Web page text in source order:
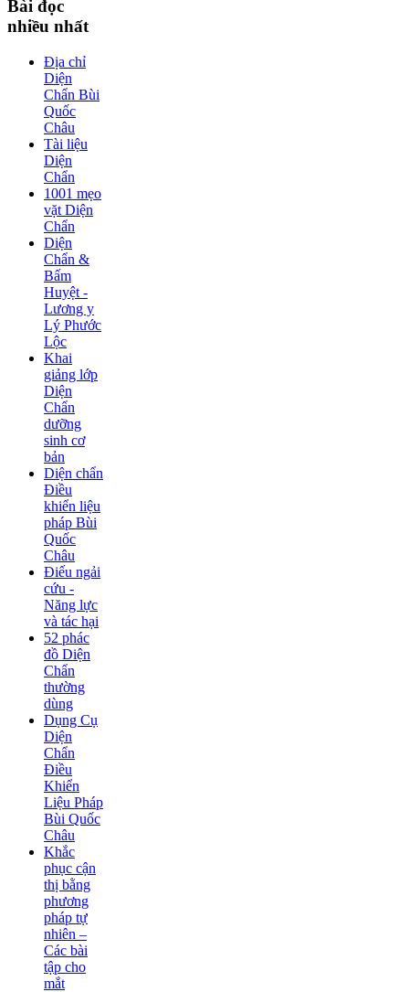
Bài đọc
nhiều nhất
Địa chỉ
Diện
Chẩn Bùi
Quốc
Châu
Tài liệu
Diện
Chẩn
1001 mẹo
vặt Diện
Chẩn
Diện
Chẩn &
Bấm
Huyệt -
Lương y
Lý Phước
Lộc
Khai
giảng lớp
Diện
Chẩn
dưỡng
sinh cơ
bản
Diện chẩn
Điều
khiển liệu
pháp Bùi
Quốc
Châu
Điếu ngải
cứu -
Năng lực
và tác hại
52 phác
đồ Diện
Chẩn
thường
dùng
Dụng Cụ
Diện
Chẩn
Điều
Khiển
Liệu Pháp
Bùi Quốc
Châu
Khắc
phục cận
thị bằng
phương
pháp tự
nhiên –
Các bài
tập cho
mắt